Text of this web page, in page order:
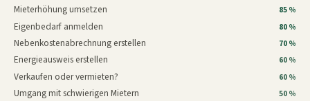
Mieterhöhung umsetzen 85 %
Eigenbedarf anmelden 80 %
Nebenkostenabrechnung erstellen 70 %
Energieausweis erstellen 60 %
Verkaufen oder vermieten? 60 %
Umgang mit schwierigen Mietern 50 %